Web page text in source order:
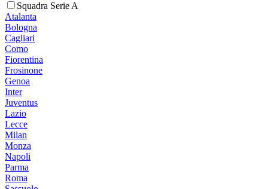
Squadra Serie A
Atalanta
Bologna
Cagliari
Como
Fiorentina
Frosinone
Genoa
Inter
Juventus
Lazio
Lecce
Milan
Monza
Napoli
Parma
Roma